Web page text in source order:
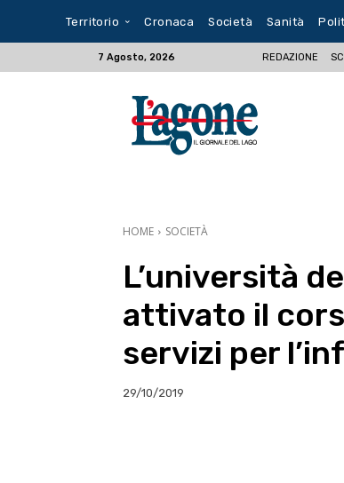
Territorio Cronaca Società Sanità
7 Agosto, 2026 REDAZIONE
HOME SOCIETÀ
L’università
attivato il
servizi per
29/10/2019